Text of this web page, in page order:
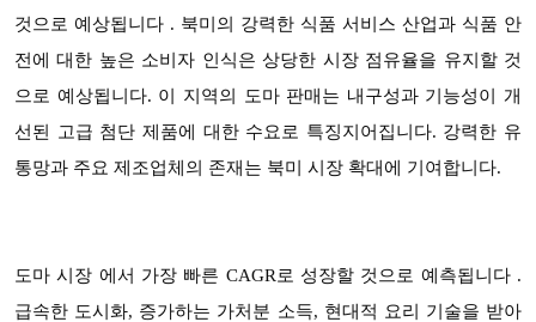
것으로 예상됩니다 . 북미의 강력한 식품 서비스 산업과 식품 안
전에 대한 높은 소비자 인식은 상당한 시장 점유율을 유지할 것
으로 예상됩니다. 이 지역의 도마 판매는 내구성과 기능성이 개
선된 고급 첨단 제품에 대한 수요로 특징지어집니다. 강력한 유
통망과 주요 제조업체의 존재는 북미 시장 확대에 기여합니다.
도마 시장 에서 가장 빠른 CAGR로 성장할 것으로 예측됩니다 .
급속한 도시화, 증가하는 가처분 소득, 현대적 요리 기술을 받아